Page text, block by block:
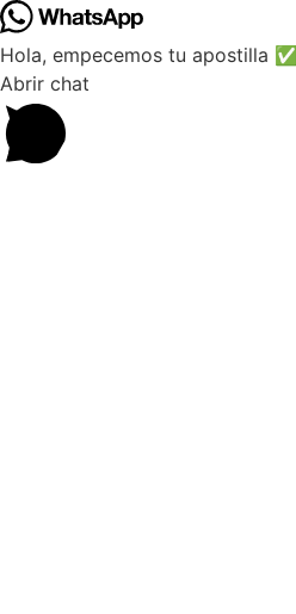
Hola, empecemos tu apostilla ✅
Abrir chat